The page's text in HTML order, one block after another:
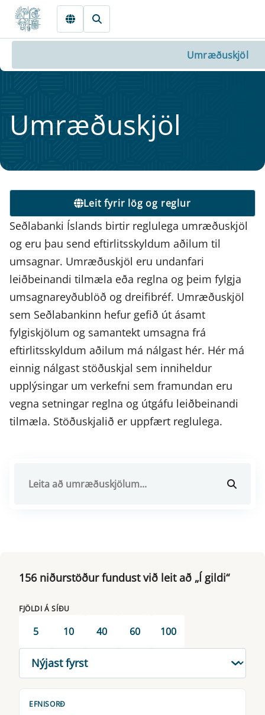
Fara beint í Meginmál
Umræðuskjöl
Um­ræðuskjöl
Leit fyrir lög og reglur
Seðlabanki Íslands birtir reglulega umræðuskjöl
og eru þau send eftirlitsskyldum aðilum til
umsagnar. Umræðuskjöl eru undanfari
leiðbeinandi tilmæla eða reglna og þeim fylgja
umsagnareyðublöð og dreifibréf. Umræðuskjöl
sem Seðlabankinn hefur gefið út ásamt
fylgiskjölum og samantekt umsagna frá
eftirlitsskyldum aðilum má nálgast hér. Hér má
einnig nálgast stöðuskjal sem inniheldur
upplýsingar um verkefni sem framundan eru
vegna setningar reglna og útgáfu leiðbeinandi
tilmæla. Stöðuskjalið er uppfært reglulega.
156 niðurstöður fundust við leit að „Í gildi“
FJÖLDI Á SÍÐU
5 10 40 60 100
RÖÐUN
EFNISORÐ